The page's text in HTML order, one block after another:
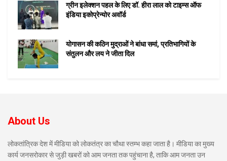
ग्रीन इलेक्शन पहल के लिए डॉ. हीरा लाल को टाइम्स ऑफ
इंडिया इकोप्रेन्योर अवॉर्ड
योगासन की कठिन मुद्राओं ने बांधा समां, प्रतिभागियों के
संतुलन और लय ने जीता दिल
About Us
लोकतांत्रिक देश में मीडिया को लोकतंत्र का चौथा स्तम्भ कहा जाता है। मीडिया का मुख्य
कार्य जनसरोकार से जुड़ी खबरों को आम जनता तक पहुंचाना है, ताकि आम जनता उन